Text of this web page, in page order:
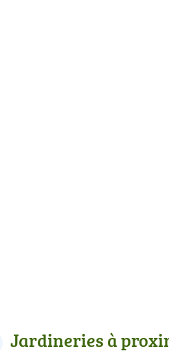
Jardineries à